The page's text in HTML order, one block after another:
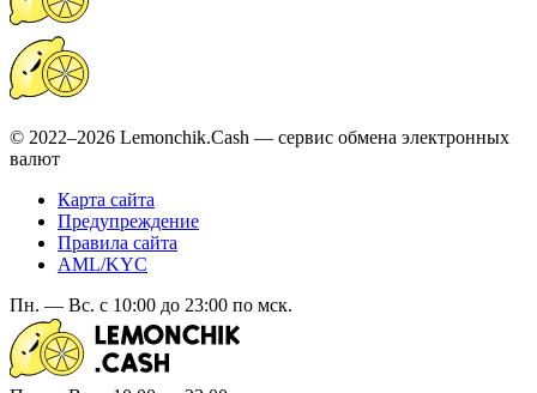
© 2022–2026 Lemonchik.Cash — сервис обмена электронных
валют
Карта сайта
Предупреждение
Правила сайта
AML/KYC
Пн. — Вс. с 10:00 до 23:00 по мск.